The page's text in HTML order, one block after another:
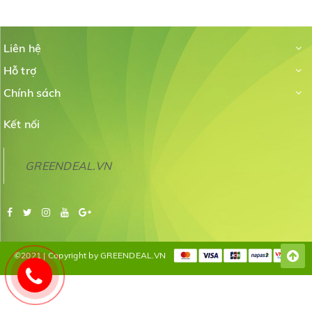
Liên hệ
Hỗ trợ
Chính sách
Kết nối
GREENDEAL.VN
©2021 | Copyright by GREENDEAL.VN